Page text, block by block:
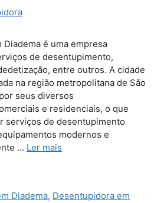
é uma empresa
de desentupimento,
entre outros. A cidade
na região metropolitana de São
seus diversos
e residenciais, o que
serviços de desentupimento
modernos e
… Ler mais
Diadema, Desentupidora em